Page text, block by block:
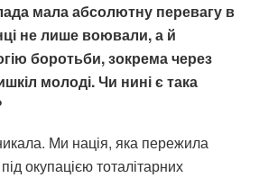
мала абсолютну перевагу в
не лише воювали, а й
боротьби, зокрема через
молоді. Чи нині є така
Ми нація, яка пережила
окупацією тоталітарних